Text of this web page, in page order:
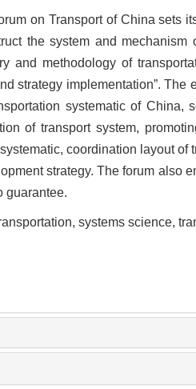
on Transport of China sets
the system and
and methodology of
strategy implementation”.
systematic of China,
of transport system,
coordination layout
strategy. The forum also
guarantee.
systems science,